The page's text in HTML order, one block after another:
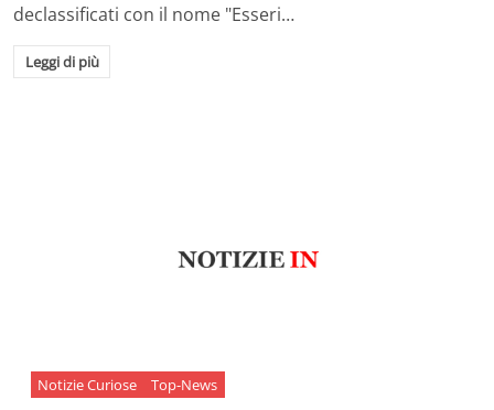
declassificati con il nome "Esseri…
Leggi di più
Notizie Curiose Top-News